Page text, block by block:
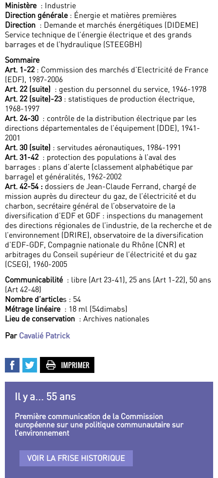
Ministère : Industrie
Direction générale: Énergie et matières premières
Direction : Demande et marchés énergétiques (DIDEME)
Service technique de l’énergie électrique et des grands
barrages et de l’hydraulique (STEEGBH)
Sommaire
Art. 1-22 : Commission des marchés d’Electricité de France
(EDF), 1987-2006
Art. 22 (suite) : gestion du personnel du service, 1946-1978
Art. 22 (suite)-23 : statistiques de production électrique,
1968-1997
Art. 24-30 : contrôle de la distribution électrique par les
directions départementales de l’équipement (DDE), 1941-
2001
Art. 30 (suite) : servitudes aéronautiques, 1984-1991
Art. 31-42 : protection des populations à l’aval des
barrages : plans d’alerte (classement alphabétique par
barrage) et généralités, 1962-2002
Art. 42-54 : dossiers de Jean-Claude Ferrand, chargé de
mission auprès du directeur du gaz, de l’électricité et du
charbon, secrétaire général de l’observatoire de la
diversification d’EDF et GDF : inspections du management
des directions régionales de l’industrie, de la recherche et de
l’environnement (DRIRE), observatoire de la diversification
d’EDF-GDF, Compagnie nationale du Rhône (CNR) et
arbitrages du Conseil supérieur de l’électricité et du gaz
(CSEG), 1960-2005
Communicabilité : libre (Art 23-41), 25 ans (Art 1-22), 50 ans
(Art 42-48)
Nombre d’articles : 54
Métrage linéaire : 18 ml (54dimabs)
Lieu de conservation : Archives nationales
Par Cavalié Patrick
Il y a... 55 ans
Première communication de la Commission
européenne sur une politique communautaire sur
l’environnement
VOIR LA FRISE HISTORIQUE